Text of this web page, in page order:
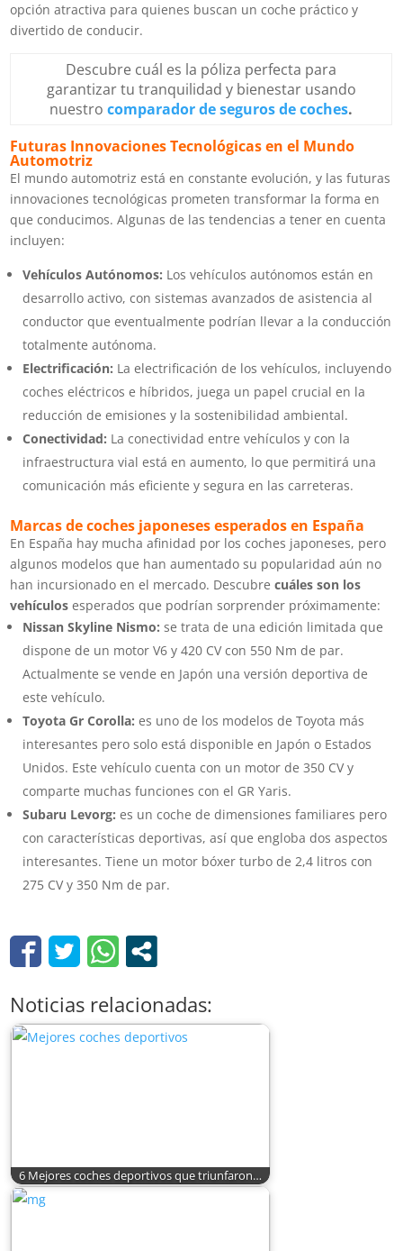
opción atractiva para quienes buscan un coche práctico y
divertido de conducir.
Descubre cuál es la póliza perfecta para
garantizar tu tranquilidad y bienestar usando
nuestrocomparador de seguros de coches.
Futuras Innovaciones Tecnológicas en el Mundo
Automotriz
El mundo automotriz está en constante evolución, y las futuras
innovaciones tecnológicas prometen transformar la forma en
que conducimos. Algunas de las tendencias a tener en cuenta
incluyen:
Vehículos Autónomos: Los vehículos autónomos están en
desarrollo activo, con sistemas avanzados de asistencia al
conductor que eventualmente podrían llevar a la conducción
totalmente autónoma.
Electrificación: La electrificación de los vehículos, incluyendo
coches eléctricos e híbridos, juega un papel crucial en la
reducción de emisiones y la sostenibilidad ambiental.
Conectividad: La conectividad entre vehículos y con la
infraestructura vial está en aumento, lo que permitirá una
comunicación más eficiente y segura en las carreteras.
Marcas de coches japoneses esperados en España
En España hay mucha afinidad por los coches japoneses, pero
algunos modelos que han aumentado su popularidad aún no
han incursionado en el mercado. Descubrecuáles son los
vehículos esperados que podrían sorprender próximamente:
Nissan Skyline Nismo: se trata de una edición limitada que
dispone de un motor V6 y 420 CV con 550 Nm de par.
Actualmente se vende en Japón una versión deportiva de
este vehículo.
Toyota Gr Corolla: es uno de los modelos de Toyota más
interesantes pero solo está disponible en Japón o Estados
Unidos. Este vehículo cuenta con un motor de 350 CV y
comparte muchas funciones con el GR Yaris.
Subaru Levorg: es un coche de dimensiones familiares pero
con características deportivas, así que engloba dos aspectos
interesantes. Tiene un motor bóxer turbo de 2,4 litros con
275 CV y 350 Nm de par.
Noticias relacionadas:
6 Mejores coches deportivos que triunfaron…